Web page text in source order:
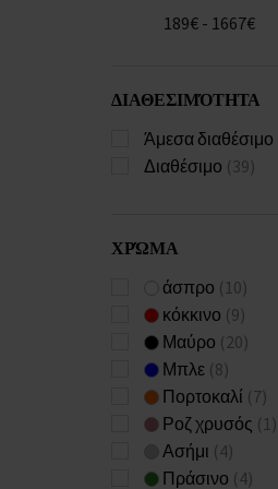
Carneo (+40)
Claude Bernard
Daisy Dixon(+4)
Daniel Wellington
Dkny
Donoval(+26)
Edox(+35)
Emporio Armani
(+474)
Engelsrufer(+3)
ETT Eco Tech Time
(+68)
Festina
(+850)
189€ - 1667€
ΔΙΑΘΕΣΙΜΌΤΗΤΑ
Άμεσα διαθέσιμο
Διαθέσιμο (39)
ΧΡΏΜΑ
άσπρο (10)
κόκκινο (9)
Μαύρο (20)
Μπλε (8)
Πορτοκαλί (7)
Ροζ χρυσός (1)
Ασήμι (4)
Πράσινο (4)